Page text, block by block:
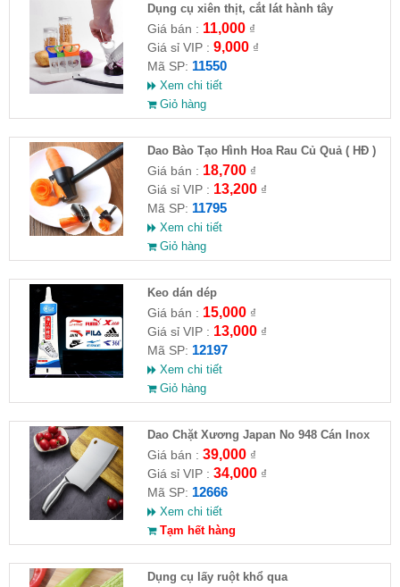
Dụng cụ xiên thịt, cắt lát hành tây
Giá bán : 11,000₫
Giá sỉ VIP : 9,000₫
Mã SP: 11550
Xem chi tiết
Giỏ hàng
Dao Bào Tạo Hình Hoa Rau Củ Quả ( HĐ )
Giá bán : 18,700₫
Giá sỉ VIP : 13,200₫
Mã SP: 11795
Xem chi tiết
Giỏ hàng
Keo dán dép
Giá bán : 15,000₫
Giá sỉ VIP : 13,000₫
Mã SP: 12197
Xem chi tiết
Giỏ hàng
Dao Chặt Xương Japan No 948 Cán Inox
Giá bán : 39,000₫
Giá sỉ VIP : 34,000₫
Mã SP: 12666
Xem chi tiết
Tạm hết hàng
Dụng cụ lấy ruột khổ qua